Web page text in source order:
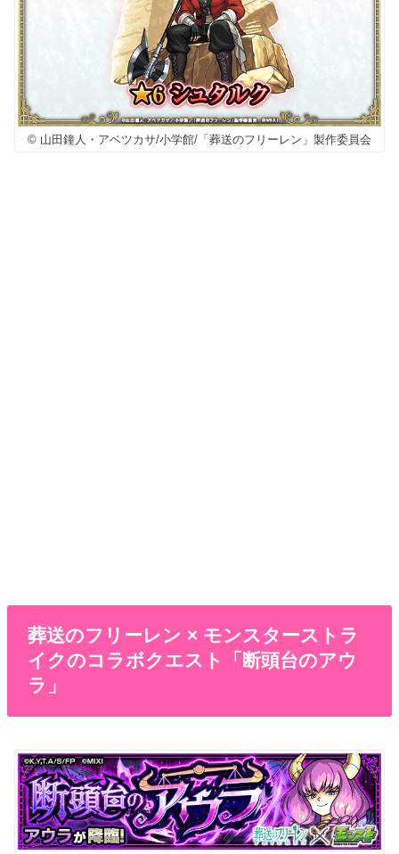
© 山田鐘人・アベツカサ/小学館/「葬送のフリーレン」製作委員会
葬送のフリーレン × モンスターストラ
イクのコラボクエスト「断頭台のアウ
ラ」